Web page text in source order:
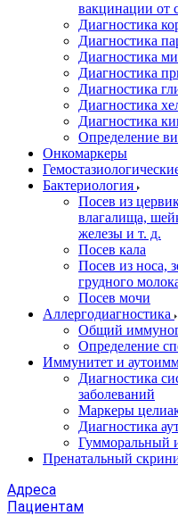
вакцинации от
Диагностика
Диагностика
Диагностика
Диагностика
Диагностика
Диагностика
Диагностика
Определение
Онкомаркеры
Бактериология
Посев из
влагалища,
железы и т. д.
Посев кала
Посев из носа,
грудного
Посев мочи
Аллергодиагностика
Общий
Определение
Иммунитет и
Диагностика
заболеваний
Маркеры
Диагностика
Гумморальный
Пренатальный
Адреса
Пациентам